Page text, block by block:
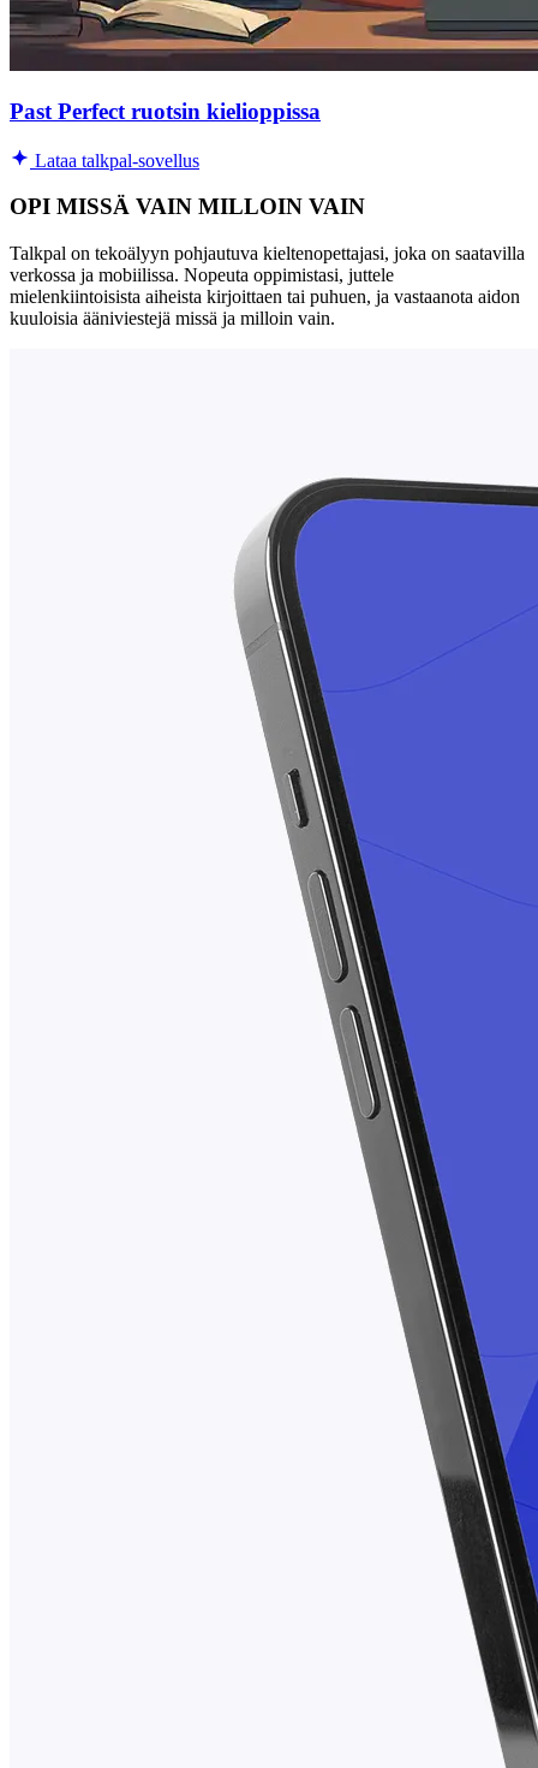
Past Perfect ruotsin kielioppissa
Lataa talkpal-sovellus
OPI MISSÄ VAIN MILLOIN VAIN
Talkpal on tekoälyyn pohjautuva kieltenopettajasi, joka on saatavilla
verkossa ja mobiilissa. Nopeuta oppimistasi, juttele
mielenkiintoisista aiheista kirjoittaen tai puhuen, ja vastaanota aidon
kuuloisia ääniviestejä missä ja milloin vain.